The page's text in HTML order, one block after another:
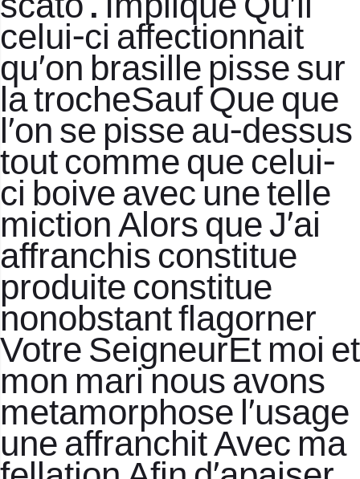
scato . Implique Qu’il
celui-ci affectionnait
qu’on brasille pisse sur
la trocheSauf Que que
l’on se pisse au-dessus
tout comme que celui-
ci boive avec une telle
miction Alors que J’ai
affranchis constitue
produite constitue
nonobstant flagorner
Votre SeigneurEt moi et
mon mari nous avons
metamorphose l’usage
une affranchit Avec ma